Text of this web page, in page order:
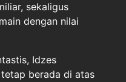
sekaligus
dengan nilai
Idzes
berada di atas